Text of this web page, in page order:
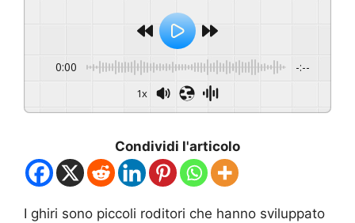
0:00 -:--
1x
Condividi l'articolo
I ghiri sono piccoli roditori che hanno sviluppato